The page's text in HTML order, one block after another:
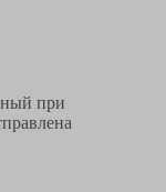
при